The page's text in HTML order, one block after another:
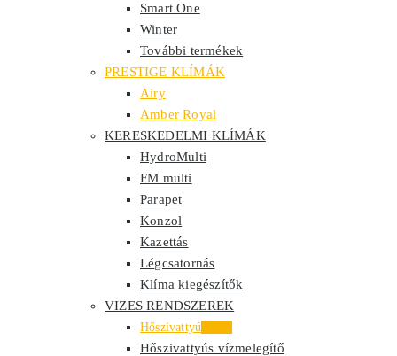
Smart One
Winter
További termékek
PRESTIGE KLÍMÁK
Airy
Amber Royal
KERESKEDELMI KLÍMÁK
HydroMulti
FM multi
Parapet
Konzol
Kazettás
Légcsatornás
Klíma kiegészítők
VIZES RENDSZEREK
Hőszivattyú
Hőszivattyús vízmelegítő